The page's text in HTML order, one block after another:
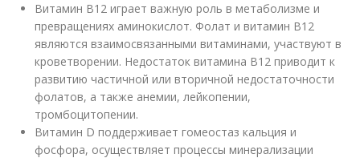
Витамин В12 играет важную роль в метаболизме и
превращениях аминокислот. Фолат и витамин В12
являются взаимосвязанными витаминами, участвуют в
кроветворении. Недостаток витамина В12 приводит к
развитию частичной или вторичной недостаточности
фолатов, а также анемии, лейкопении,
тромбоцитопении.
Витамин D поддерживает гомеостаз кальция и
фосфора, осуществляет процессы минерализации